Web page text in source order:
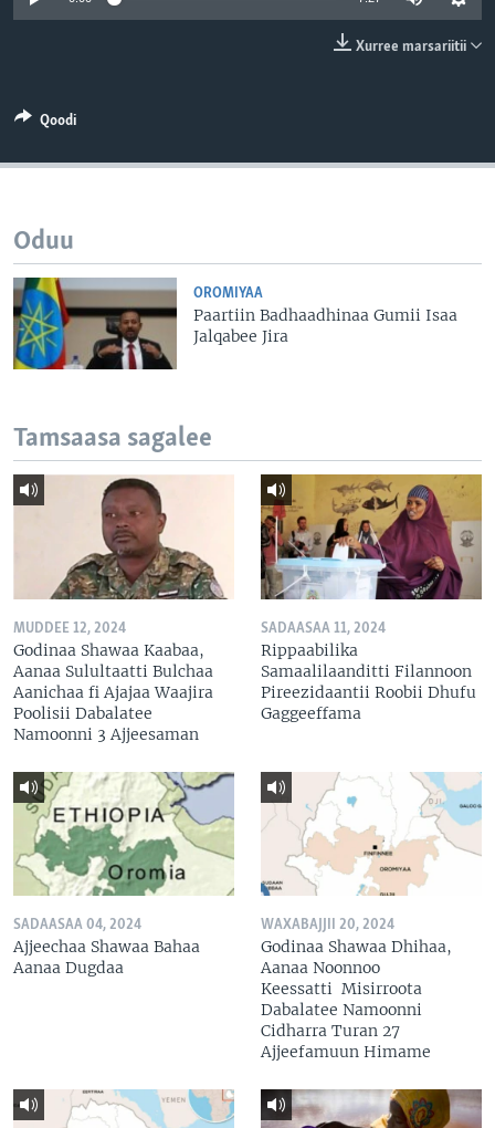
Xurree marsariitii
Qoodi
Oduu
OROMIYAA
Paartiin Badhaadhinaa Gumii Isaa
Jalqabee Jira
Tamsaasa sagalee
MUDDEE 12, 2024
Godinaa Shawaa Kaabaa,
Aanaa Sulultaatti Bulchaa
Aanichaa fi Ajajaa Waajira
Poolisii Dabalatee
Namoonni 3 Ajjeesaman
SADAASAA 11, 2024
Rippaabilika
Samaalilaanditti Filannoon
Pireezidaantii Roobii Dhufu
Gaggeeffama
SADAASAA 04, 2024
Ajjeechaa Shawaa Bahaa
Aanaa Dugdaa
WAXABAJJII 20, 2024
Godinaa Shawaa Dhihaa,
Aanaa Noonnoo
Keessatti Misirroota
Dabalatee Namoonni
Cidharra Turan 27
Ajjeefamuun Himame